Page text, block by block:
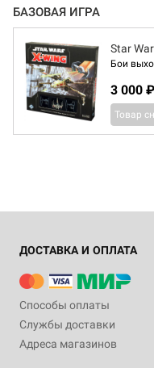
БАЗОВАЯ ИГРА
Star
Бои
3 000 ₽
Товар
ДОСТАВКА И ОПЛАТА
Способы оплаты
Службы доставки
Адреса магазинов